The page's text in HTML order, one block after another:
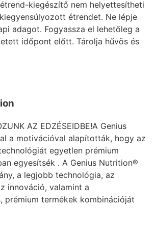
kiegészítő nem helyettesítheti
étrendet. Ne lépje
adagot. Fogyassza el lehetőleg a
időpont előtt. Tárolja hűvös és
AZ EDZÉSEIDBE!A Genius
a motivációval alapították, hogy az
egyetlen prémium
egyesítsék . A Genius Nutrition®
a legjobb technológia, az
innováció, valamint a
prémium termékek kombinációját